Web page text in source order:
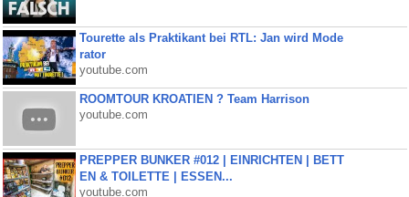
Tourette als Praktikant bei RTL: Jan wird Mode
rator
youtube.com
ROOMTOUR KROATIEN ? Team Harrison
youtube.com
PREPPER BUNKER #012 | EINRICHTEN | BETT
EN & TOILETTE | ESSEN...
youtube.com